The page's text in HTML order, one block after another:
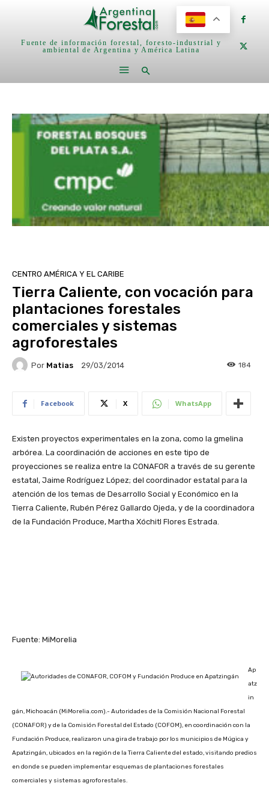
Fuente de información forestal, foresto-industrial y
ambiental de Argentina y América Latina
CENTRO AMÉRICA Y EL CARIBE
Tierra Caliente, con vocación para
plantaciones forestales
comerciales y sistemas
agroforestales
Por Matias 29/03/2014 184
Facebook X WhatsApp
Existen proyectos experimentales en la zona, como la gmelina
arbórea. La coordinación de acciones en este tipo de
proyecciones se realiza entre la CONAFOR a través de su gerente
estatal, Jaime Rodríguez López; del coordinador estatal para la
atención de los temas de Desarrollo Social y Económico en la
Tierra Caliente, Rubén Pérez Gallardo Ojeda, y de la coordinadora
de la Fundación Produce, Martha Xóchitl Flores Estrada.
Fuente: MiMorelia
Ap
atz
in
gán, Michoacán (MiMorelia.com).- Autoridades de la Comisión Nacional Forestal
(CONAFOR) y de la Comisión Forestal del Estado (COFOM), en coordinación con la
Fundación Produce, realizaron una gira de trabajo por los municipios de Múgica y
Apatzingán, ubicados en la región de la Tierra Caliente del estado, visitando predios
en donde se pueden implementar esquemas de plantaciones forestales
comerciales y sistemas agroforestales.